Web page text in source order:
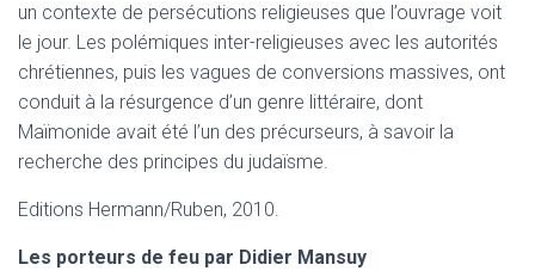
un contexte de persécutions religieuses que l’ouvrage voit
le jour. Les polémiques inter-religieuses avec les autorités
chrétiennes, puis les vagues de conversions massives, ont
conduit à la résurgence d’un genre littéraire, dont
Maïmonide avait été l’un des précurseurs, à savoir la
recherche des principes du judaïsme.
Editions Hermann/Ruben, 2010.
Les porteurs de feu par Didier Mansuy